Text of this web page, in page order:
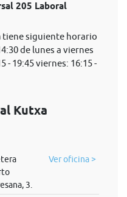
205 Laboral
tiene siguiente horario
de lunes a viernes
- 19:45 viernes: 16:15 -
Kutxa
3.
Ver oficina >